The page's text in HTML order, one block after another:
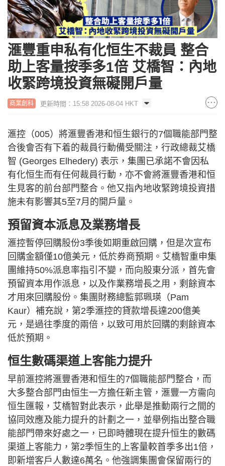
滙豐重申私有化恒生不裁員 整合
助上客量按季多1倍 艾橋智：內地
收緊跨境投資無礙開戶量
商業創科 更新時間：15:58 2026-08-04 HKT
滙控（005）將滙豐香港和恒生銀行的7個職能部門整
合後會否有下着的裁員行動備受關注，行政總裁艾橋
智 (Georges Elhedery) 表示，集團已承諾不會因私
有化恒生而有任何裁員行動，亦不會將滙豐香港和恒
生見客的前台部門整合。他又指內地收緊跨境投資措
施未有影響其5至7月的開戶量。
預留資本派息及業務增長
滙控暫停回購股份3季後如期重啟回購，但是次宣布
回購金額僅10億美元，低於券商預期。艾橋智重申集
團維持50%派息率指引不變，而向股東分派，首先會
預留資本用作派息，以及作業務增長之用，剩餘資本
才用來回購股份。集團財務總監郭珮瑛（Pam
Kaur）補充說，第2季滙控的貸款增長達200億美
元，是過往季度的兩倍，以致可用於回購的剩餘資本
低於預期。
恒生數碼渠道上客能力提升
早前滙控將滙豐香港和恒生的7個職能部門整合，而
大多整合部門由恒生一方擔任新主管，滙豐一方需向
恒生匯報，艾橋智對此表示，此舉是推動兩行之間的
協同效應及能力提升的計劃之一，並舉例指出整合職
能部門帶來好處之一，已即時體現在提升恒生的數碼
渠道上客能力，第2季恒生的上客量較首季多出1倍，
即新增客戶人數達6萬名。他強調集團會保留兩行的